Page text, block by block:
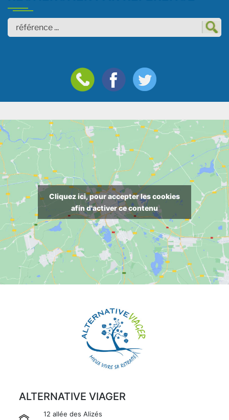
Cliquez ici, pour accepter les cookies
afin d'activer ce contenu
ALTERNATIVE VIAGER
12 allée des Alizés